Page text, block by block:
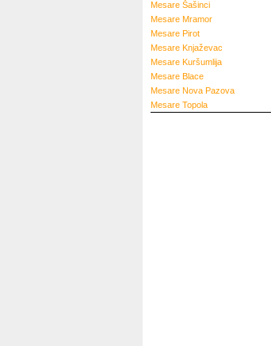
Mesare Šašinci
Mesare Mramor
Mesare Pirot
Mesare Knjaževac
Mesare Kuršumlija
Mesare Blace
Mesare Nova Pazova
Mesare Topola